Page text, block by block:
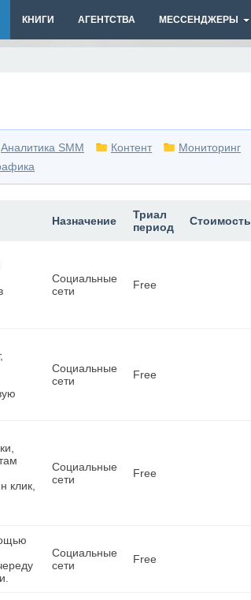
КНИГИ АГЕНТСТВА МЕССЕНДЖЕРЫ
Аналитика SMM Контент
Мониторинг
Назначение
Триал
период
Стоимость
Социальные
сети
Free
Социальные
сети
Free
клик,
Социальные
сети
Free
Социальные
сети
Free